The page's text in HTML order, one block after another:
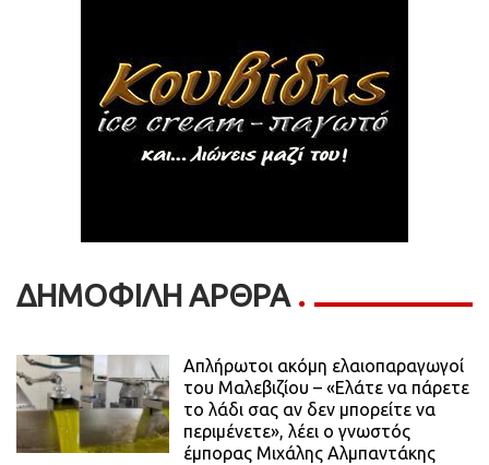
ΔΗΜΟΦΙΛΗ ΑΡΘΡΑ
Απλήρωτοι ακόμη ελαιοπαραγωγοί
του Μαλεβιζίου – «Ελάτε να πάρετε
το λάδι σας αν δεν μπορείτε να
περιμένετε», λέει ο γνωστός
έμπορας Μιχάλης Αλμπαντάκης